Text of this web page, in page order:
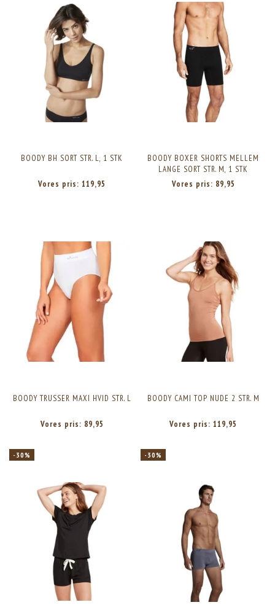
BOODY BH SORT STR. L, 1 STK
Vores pris: 119,95
BOODY BOXER SHORTS MELLEM
LANGE SORT STR. M, 1 STK
Vores pris: 89,95
BOODY TRUSSER MAXI HVID STR. L
Vores pris: 89,95
BOODY CAMI TOP NUDE 2 STR. M
Vores pris: 119,95
-30% -30%